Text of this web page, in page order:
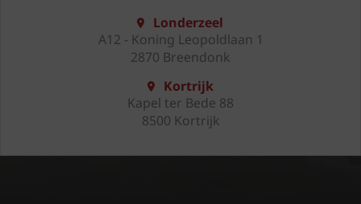
Londerzeel
A12 - Koning Leopoldlaan 1
2870 Breendonk
Kortrijk
Kapel ter Bede 88
8500 Kortrijk